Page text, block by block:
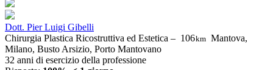
Dott. Pier Luigi Gibelli
Chirurgia Plastica Ricostruttiva ed Estetica – 106km Mantova,
Milano, Busto Arsizio, Porto Mantovano
32 anni di esercizio della professione